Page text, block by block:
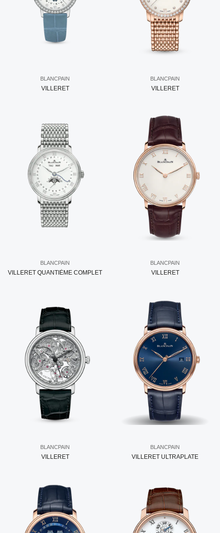
BLANCPAIN
VILLERET
BLANCPAIN
VILLERET
BLANCPAIN
VILLERET QUANTIÈME COMPLET
BLANCPAIN
VILLERET
BLANCPAIN
VILLERET
BLANCPAIN
VILLERET ULTRAPLATE